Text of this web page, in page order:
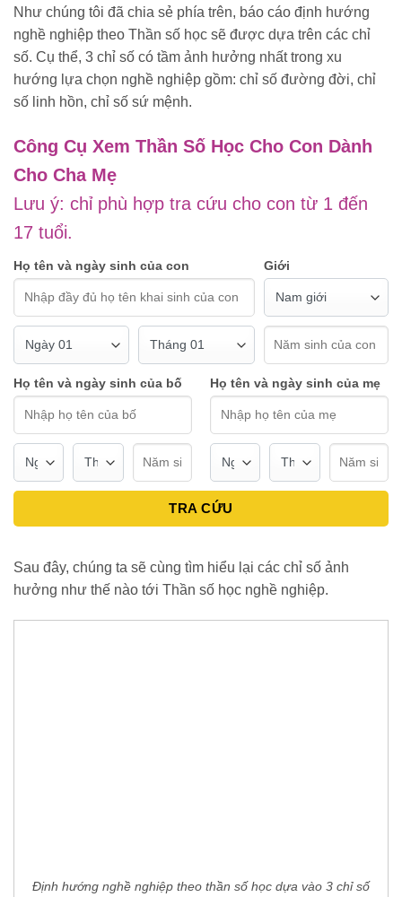
Như chúng tôi đã chia sẻ phía trên, báo cáo định hướng
nghề nghiệp theo Thần số học sẽ được dựa trên các chỉ
số. Cụ thể, 3 chỉ số có tầm ảnh hưởng nhất trong xu
hướng lựa chọn nghề nghiệp gồm: chỉ số đường đời, chỉ
số linh hồn, chỉ số sứ mệnh.
Công Cụ Xem Thần Số Học Cho Con Dành
Cho Cha Mẹ
Lưu ý: chỉ phù hợp tra cứu cho con từ 1 đến
17 tuổi.
Họ tên và ngày sinh của con Giới
Họ tên và ngày sinh của bố Họ tên và ngày sinh của mẹ
TRA CỨU
Sau đây, chúng ta sẽ cùng tìm hiểu lại các chỉ số ảnh
hưởng như thế nào tới Thần số học nghề nghiệp.
Định hướng nghề nghiệp theo thần số học dựa vào 3 chỉ số